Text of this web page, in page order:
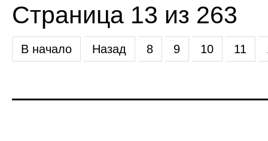
Страница 13 из 263
В начало Назад 8 9 10 11